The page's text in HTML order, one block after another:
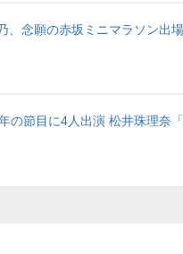
、念願の赤坂ミニマラソン出場
の節目に4人出演 松井珠理奈